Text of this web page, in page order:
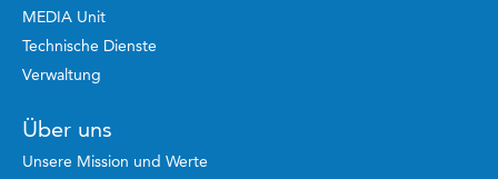
MEDIA Unit
Technische Dienste
Verwaltung
Über uns
Unsere Mission und Werte